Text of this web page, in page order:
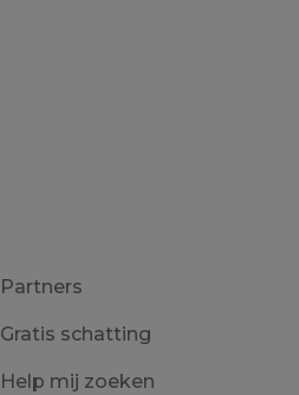
Partners
Gratis schatting
Help mij zoeken